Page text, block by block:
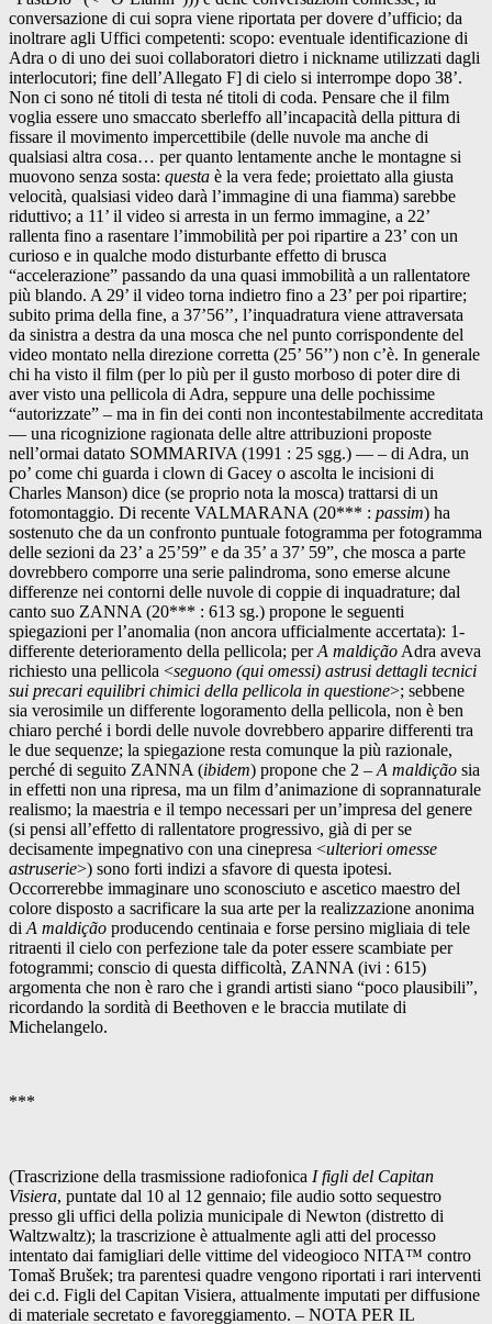
conversazione di cui sopra viene riportata per dovere d’ufficio; da
inoltrare agli Uffici competenti: scopo: eventuale identificazione di
Adra o di uno dei suoi collaboratori dietro i nickname utilizzati dagli
interlocutori; fine dell’Allegato F] di cielo si interrompe dopo 38’.
Non ci sono né titoli di testa né titoli di coda. Pensare che il film
voglia essere uno smaccato sberleffo all’incapacità della pittura di
fissare il movimento impercettibile (delle nuvole ma anche di
qualsiasi altra cosa… per quanto lentamente anche le montagne si
muovono senza sosta: questa è la vera fede; proiettato alla giusta
velocità, qualsiasi video darà l’immagine di una fiamma) sarebbe
riduttivo; a 11’ il video si arresta in un fermo immagine, a 22’
rallenta fino a rasentare l’immobilità per poi ripartire a 23’ con un
curioso e in qualche modo disturbante effetto di brusca
“accelerazione” passando da una quasi immobilità a un rallentatore
più blando. A 29’ il video torna indietro fino a 23’ per poi ripartire;
subito prima della fine, a 37’56’’, l’inquadratura viene attraversata
da sinistra a destra da una mosca che nel punto corrispondente del
video montato nella direzione corretta (25’ 56’’) non c’è. In generale
chi ha visto il film (per lo più per il gusto morboso di poter dire di
aver visto una pellicola di Adra, seppure una delle pochissime
“autorizzate” – ma in fin dei conti non incontestabilmente accreditata
— una ricognizione ragionata delle altre attribuzioni proposte
nell’ormai datato SOMMARIVA (1991 : 25 sgg.) — – di Adra, un
po’ come chi guarda i clown di Gacey o ascolta le incisioni di
Charles Manson) dice (se proprio nota la mosca) trattarsi di un
fotomontaggio. Di recente VALMARANA (20*** : passim) ha
sostenuto che da un confronto puntuale fotogramma per fotogramma
delle sezioni da 23’ a 25’59” e da 35’ a 37’ 59”, che mosca a parte
dovrebbero comporre una serie palindroma, sono emerse alcune
differenze nei contorni delle nuvole di coppie di inquadrature; dal
canto suo ZANNA (20*** : 613 sg.) propone le seguenti
spiegazioni per l’anomalia (non ancora ufficialmente accertata): 1-
differente deterioramento della pellicola; perA maldição Adra aveva
richiesto una pellicola <seguono (qui omessi) astrusi dettagli tecnici
sui precari equilibri chimici della pellicola in questione>; sebbene
sia verosimile un differente logoramento della pellicola, non è ben
chiaro perché i bordi delle nuvole dovrebbero apparire differenti tra
le due sequenze; la spiegazione resta comunque la più razionale,
perché di seguito ZANNA (ibidem) propone che 2 – A maldição sia
in effetti non una ripresa, ma un film d’animazione di soprannaturale
realismo; la maestria e il tempo necessari per un’impresa del genere
(si pensi all’effetto di rallentatore progressivo, già di per se
decisamente impegnativo con una cinepresa <ulteriori omesse
astruserie>) sono forti indizi a sfavore di questa ipotesi.
Occorrerebbe immaginare uno sconosciuto e ascetico maestro del
colore disposto a sacrificare la sua arte per la realizzazione anonima
di A maldição producendo centinaia e forse persino migliaia di tele
ritraenti il cielo con perfezione tale da poter essere scambiate per
fotogrammi; conscio di questa difficoltà, ZANNA (ivi : 615)
argomenta che non è raro che i grandi artisti siano “poco plausibili”,
ricordando la sordità di Beethoven e le braccia mutilate di
Michelangelo.
***
(Trascrizione della trasmissione radiofonica I figli del Capitan
Visiera, puntate dal 10 al 12 gennaio; file audio sotto sequestro
presso gli uffici della polizia municipale di Newton (distretto di
Waltzwaltz); la trascrizione è attualmente agli atti del processo
intentato dai famigliari delle vittime del videogioco NITA™ contro
Tomaš Brušek; tra parentesi quadre vengono riportati i rari interventi
dei c.d. Figli del Capitan Visiera, attualmente imputati per diffusione
di materiale secretato e favoreggiamento. – NOTA PER IL